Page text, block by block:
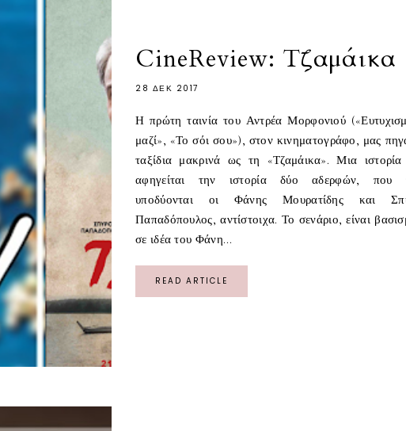
CineReview: Τζαμάικα
28 ΔΕΚ 2017
Η πρώτη ταινία του Αντρέα Μορφονιού
μαζί», «Το σόι σου»), στον κινηματογράφο, μας
ταξίδια μακρινά ως τη «Τζαμάικα». Μια
αφηγείται την ιστορία δύο αδερφών, που
υποδύονται οι Φάνης Μουρατίδης και
Παπαδόπουλος, αντίστοιχα. Το σενάριο, είναι
σε ιδέα του Φάνη...
READ ARTICLE